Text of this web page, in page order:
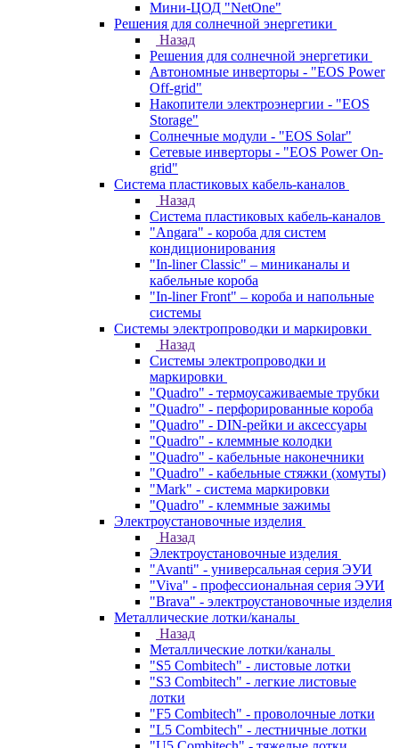
Мини-ЦОД "NetOne"
Решения для солнечной энергетики
Назад
Решения для солнечной энергетики
Автономные инверторы - "EOS Power
Off-grid"
Накопители электроэнергии - "EOS
Storage"
Солнечные модули - "EOS Solar"
Сетевые инверторы - "EOS Power On-
grid"
Система пластиковых кабель-каналов
Назад
Система пластиковых кабель-каналов
"Angara" - короба для систем
кондиционирования
"In-liner Classic" – миниканалы и
кабельные короба
"In-liner Front" – короба и напольные
системы
Системы электропроводки и маркировки
Назад
Системы электропроводки и
маркировки
"Quadro" - термоусаживаемые трубки
"Quadro" - перфорированные короба
"Quadro" - DIN-рейки и аксессуары
"Quadro" - клеммные колодки
"Quadro" - кабельные наконечники
"Quadro" - кабельные стяжки (хомуты)
"Mark" - система маркировки
"Quadro" - клеммные зажимы
Электроустановочные изделия
Назад
Электроустановочные изделия
"Avanti" - универсальная серия ЭУИ
"Viva" - профессиональная серия ЭУИ
"Brava" - электроустановочные изделия
Металлические лотки/каналы
Назад
Металлические лотки/каналы
"S5 Combitech" - листовые лотки
"S3 Combitech" - легкие листовые
лотки
"F5 Combitech" - проволочные лотки
"L5 Combitech" - лестничные лотки